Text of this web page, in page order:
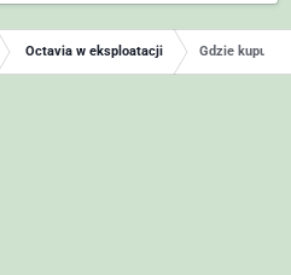
Octavia w eksploatacji Gdzie